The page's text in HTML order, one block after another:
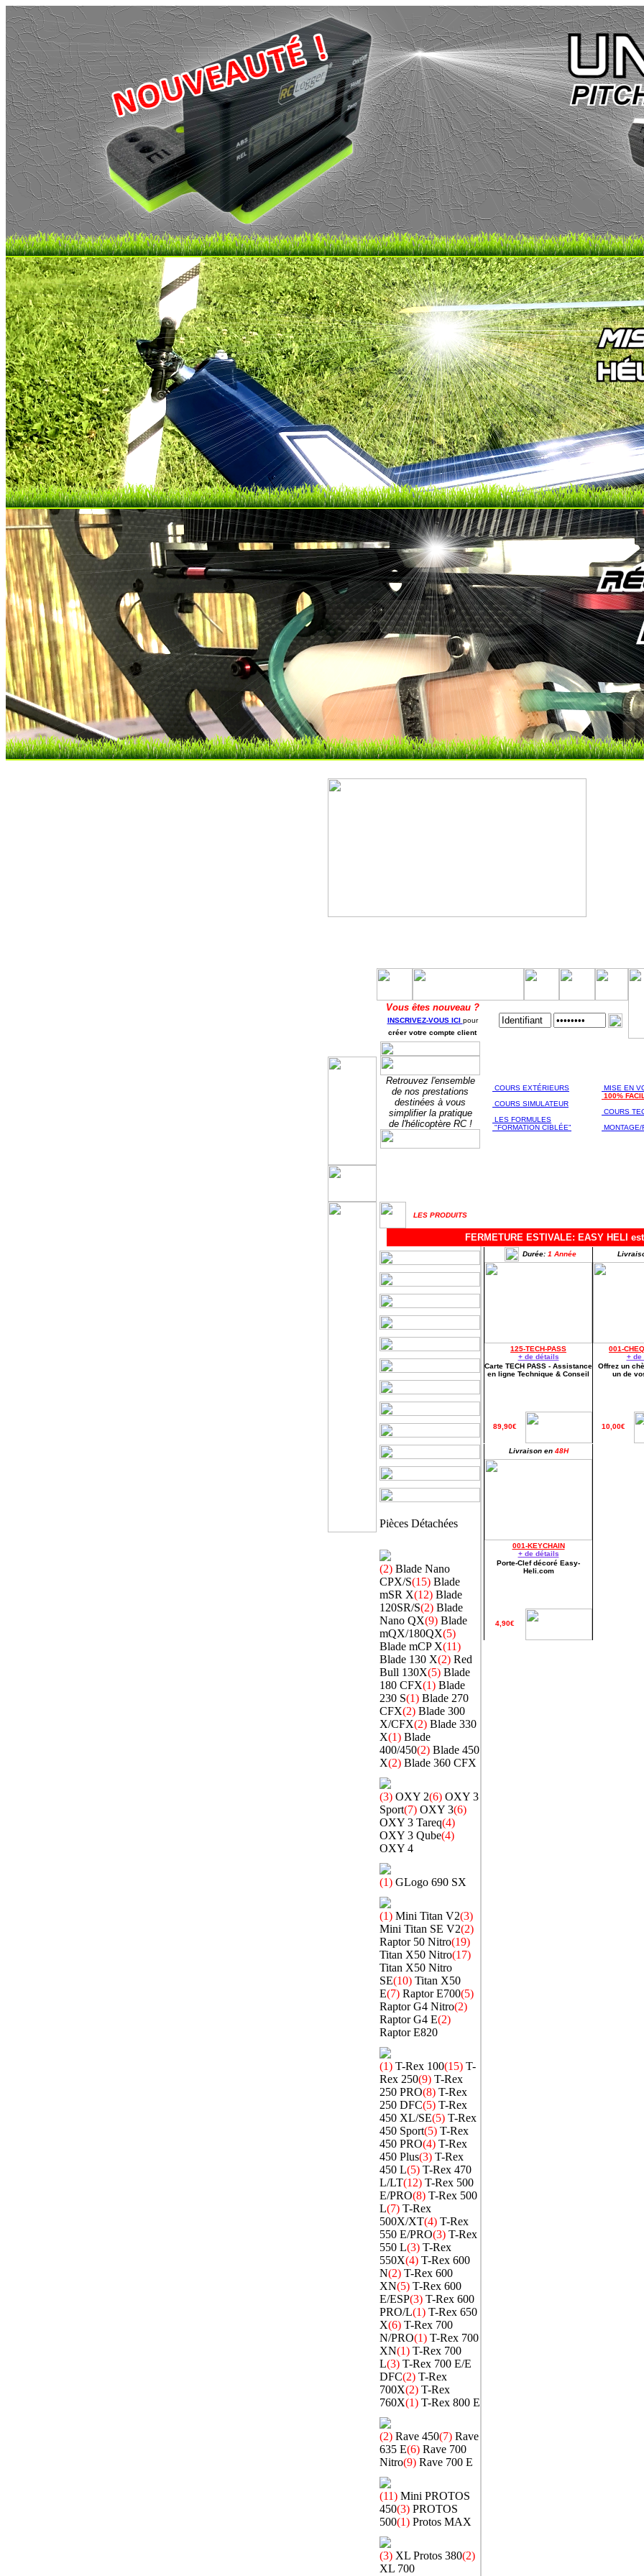
Vous êtes nouveau ?
INSCRIVEZ-VOUS ICI pour
créer votre compte client
Retrouvez l'ensemble
de nos prestations
destinées à vous
simplifier la pratique
de l'hélicoptère RC !
COURS EXTÉRIEURS
COURS SIMULATEUR
LES FORMULES
"FORMATION CIBLÉE"
MISE EN
100%
COURS
MONTAGE/
LES PRODUITS
FERMETURE ESTIVALE: EASY HELI
Pièces Détachées
(2) Blade Nano
CPX/S(15) Blade
mSR X(12) Blade
120SR/S(2) Blade
Nano QX(9) Blade
mQX/180QX(5)
Blade mCP X(11)
Blade 130 X(2) Red
Bull 130X(5) Blade
180 CFX(1) Blade
230 S(1) Blade 270
CFX(2) Blade 300
X/CFX(2) Blade 330
X(1) Blade
400/450(2) Blade 450
X(2) Blade 360 CFX
(3) OXY 2(6) OXY 3
Sport(7) OXY 3(6)
OXY 3 Tareq(4)
OXY 3 Qube(4)
OXY 4
(1) GLogo 690 SX
(1) Mini Titan V2(3)
Mini Titan SE V2(2)
Raptor 50 Nitro(19)
Titan X50 Nitro(17)
Titan X50 Nitro
SE(10) Titan X50
E(7) Raptor E700(5)
Raptor G4 Nitro(2)
Raptor G4 E(2)
Raptor E820
(1) T-Rex 100(15) T-
Rex 250(9) T-Rex
250 PRO(8) T-Rex
250 DFC(5) T-Rex
450 XL/SE(5) T-Rex
450 Sport(5) T-Rex
450 PRO(4) T-Rex
450 Plus(3) T-Rex
450 L(5) T-Rex 470
L/LT(12) T-Rex 500
E/PRO(8) T-Rex 500
L(7) T-Rex
500X/XT(4) T-Rex
550 E/PRO(3) T-Rex
550 L(3) T-Rex
550X(4) T-Rex 600
N(2) T-Rex 600
XN(5) T-Rex 600
E/ESP(3) T-Rex 600
PRO/L(1) T-Rex 650
X(6) T-Rex 700
N/PRO(1) T-Rex 700
XN(1) T-Rex 700
L(3) T-Rex 700 E/E
DFC(2) T-Rex
700X(2) T-Rex
760X(1) T-Rex 800 E
(2) Rave 450(7) Rave
635 E(6) Rave 700
Nitro(9) Rave 700 E
(11) Mini PROTOS
450(3) PROTOS
500(1) Protos MAX
(3) XL Protos 380(2)
XL 700
Durée: 1 Année
125-TECH-PASS
+ de détails
Carte TECH PASS - Assistance
en ligne Technique & Conseil
89,90€
001-
+ de
Offrez un
un de
10,00€
Livraison en 48H
001-KEYCHAIN
+ de détails
Porte-Clef décoré Easy-
Heli.com
4,90€